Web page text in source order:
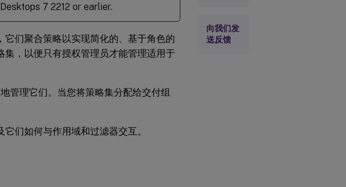
7 2212 or earlier.
它们聚合策略以实现简化的、基于角色的
，以便只有授权管理员才能管理适用于
管理它们。当您将策略集分配给交付组
们如何与作用域和过滤器交互。
向我们发
送反馈